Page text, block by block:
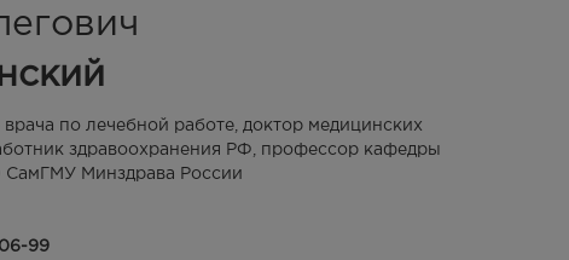
врача по лечебной работе, доктор медицинских
здравоохранения РФ, профессор кафедры
Минздрава России
99